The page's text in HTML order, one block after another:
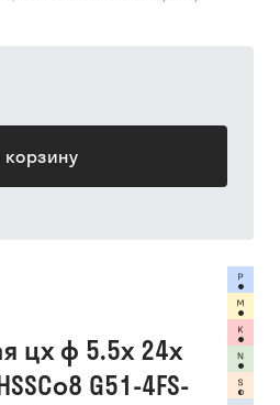
корзину
цх ф 5.5х 24х
G51-4FS-